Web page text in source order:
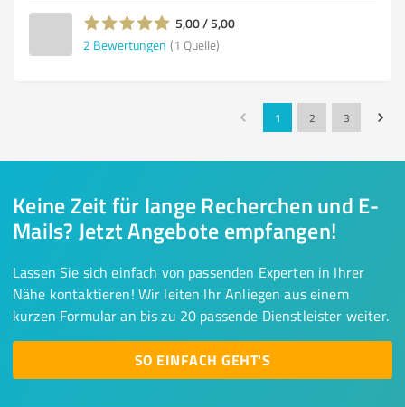
5,00 / 5,00
2 Bewertungen (1 Quelle)
1 2 3
Keine Zeit für lange Recherchen und E-
Mails? Jetzt Angebote empfangen!
Lassen Sie sich einfach von passenden Experten in Ihrer
Nähe kontaktieren! Wir leiten Ihr Anliegen aus einem
kurzen Formular an bis zu 20 passende Dienstleister weiter.
SO EINFACH GEHT'S